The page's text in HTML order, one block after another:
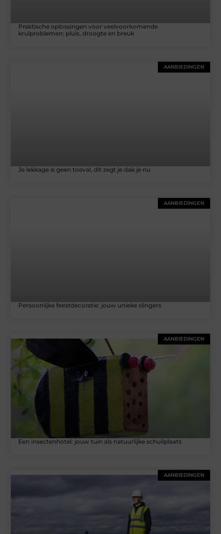
Praktische oplossingen voor veelvoorkomende
krulproblemen: pluis, droogte en breuk
AANBIEDINGEN
Je lekkage is geen toeval, dit zegt je dak je nu
AANBIEDINGEN
Persoonlijke feestdecoratie: jouw unieke slingers
AANBIEDINGEN
Een insectenhotel: jouw tuin als natuurlijke schuilplaats
AANBIEDINGEN